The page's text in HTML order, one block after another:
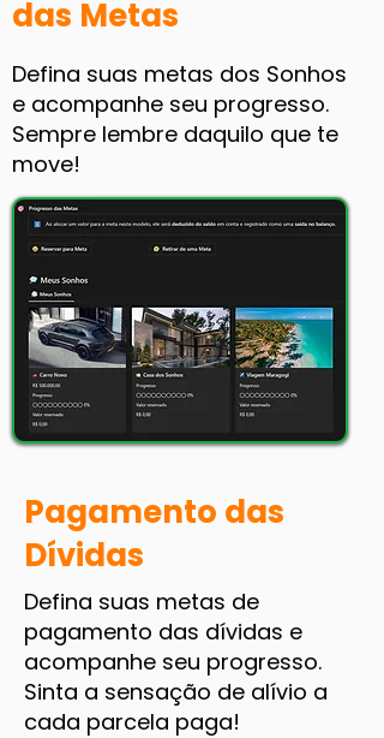
das Metas
Defina suas metas dos Sonhos
e acompanhe seu progresso.
Sempre lembre daquilo que te
move!
Pagamento das
Dívidas
Defina suas metas de
pagamento das dívidas e
acompanhe seu progresso.
Sinta a sensação de alívio a
cada parcela paga!